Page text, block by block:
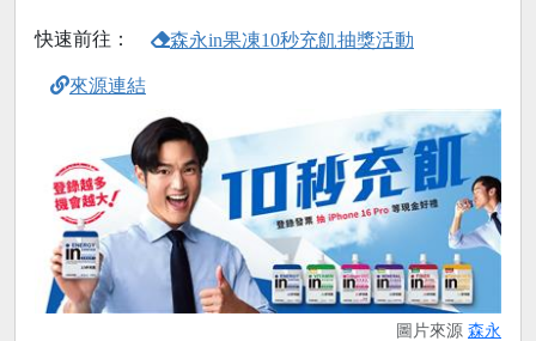
快速前往： 森永in果凍10秒充飢抽獎活動
來源連結
圖片來源 森永